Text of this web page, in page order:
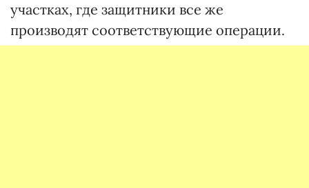
участках, где защитники все же
производят соответствующие операции.